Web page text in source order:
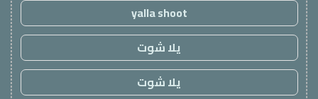
yalla shoot
يلا شوت
يلا شوت